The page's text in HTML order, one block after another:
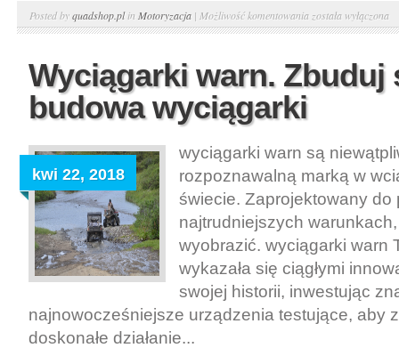
Posted byquadshop.plin Motoryzacja | Możliwość komentowania Yamaha
Opole.
się
została wyłączona
Wyciągarki warn. Zbuduj
budowa wyciągarki
kwi 22, 2018
wyciągarki warn są
rozpoznawalną marką w
świecie. Zaprojektowany do
najtrudniejszych
wyobrazić. wyciągarki warn
wykazała się ciągłymi
swojej historii, inwestując
najnowocześniejsze urządzenia testujące, aby
doskonałe działanie...